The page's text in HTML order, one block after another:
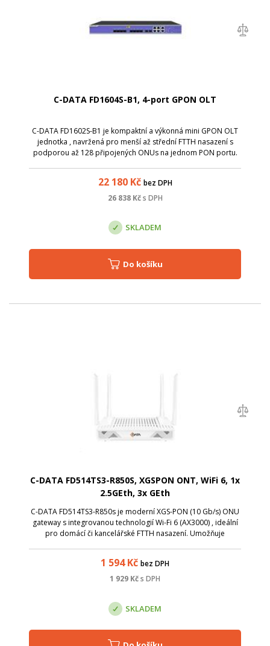
C-DATA FD1604S-B1, 4-port GPON OLT
C-DATA FD1602S-B1 je kompaktní a výkonná mini GPON OLT
jednotka , navržená pro menší až střední FTTH nasazení s
podporou až 128 připojených ONUs na jednom PON portu.
22 180Kč bez DPH
26 838Kč s DPH
SKLADEM
Do košíku
C-DATA FD514TS3-R850S, XGSPON ONT, WiFi 6, 1x
2.5GEth, 3x GEth
C-DATA FD514TS3-R850s je moderní XGS-PON (10 Gb/s) ONU
gateway s integrovanou technologií Wi-Fi 6 (AX3000) , ideální
pro domácí či kancelářské FTTH nasazení. Umožňuje
1 594Kč bez DPH
1 929 Kčs DPH
SKLADEM